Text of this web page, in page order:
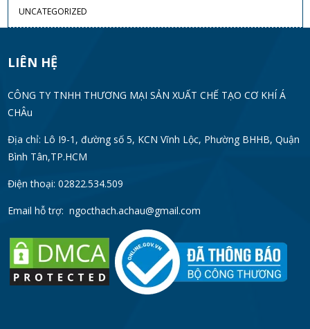
UNCATEGORIZED
LIÊN HỆ
CÔNG TY TNHH THƯƠNG MẠI SẢN XUẤT CHẾ TẠO CƠ KHÍ Á
CHÂu
Địa chỉ: Lô I9-1, đường số 5, KCN Vĩnh Lộc, Phường BHHB, Quận
Bình Tân,TP.HCM
Điện thoại: 02822.534.509
Email hỗ trợ: ngocthach.achau@gmail.com